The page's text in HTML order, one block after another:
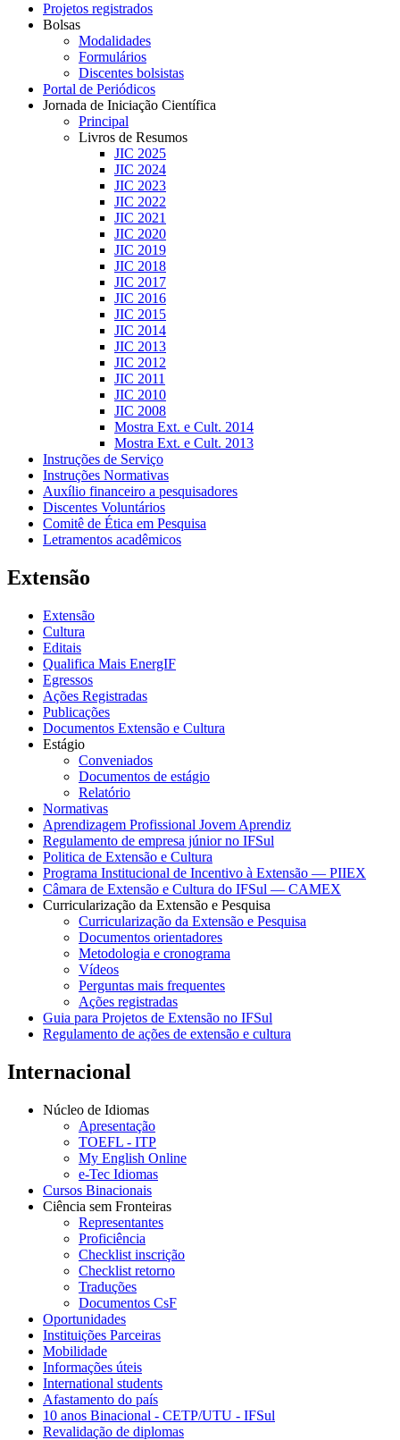
Projetos registrados
Bolsas
Modalidades
Formulários
Discentes bolsistas
Portal de Periódicos
Jornada de Iniciação Científica
Principal
Livros de Resumos
JIC 2025
JIC 2024
JIC 2023
JIC 2022
JIC 2021
JIC 2020
JIC 2019
JIC 2018
JIC 2017
JIC 2016
JIC 2015
JIC 2014
JIC 2013
JIC 2012
JIC 2011
JIC 2010
JIC 2008
Mostra Ext. e Cult. 2014
Mostra Ext. e Cult. 2013
Instruções de Serviço
Instruções Normativas
Auxílio financeiro a pesquisadores
Discentes Voluntários
Comitê de Ética em Pesquisa
Letramentos acadêmicos
Extensão
Extensão
Cultura
Editais
Qualifica Mais EnergIF
Egressos
Ações Registradas
Publicações
Documentos Extensão e Cultura
Estágio
Conveniados
Documentos de estágio
Relatório
Normativas
Aprendizagem Profissional Jovem Aprendiz
Regulamento de empresa júnior no IFSul
Politica de Extensão e Cultura
Programa Institucional de Incentivo à Extensão — PIIEX
Câmara de Extensão e Cultura do IFSul — CAMEX
Curricularização da Extensão e Pesquisa
Curricularização da Extensão e Pesquisa
Documentos orientadores
Metodologia e cronograma
Vídeos
Perguntas mais frequentes
Ações registradas
Guia para Projetos de Extensão no IFSul
Regulamento de ações de extensão e cultura
Internacional
Núcleo de Idiomas
Apresentação
TOEFL - ITP
My English Online
e-Tec Idiomas
Cursos Binacionais
Ciência sem Fronteiras
Representantes
Proficiência
Checklist inscrição
Checklist retorno
Traduções
Documentos CsF
Oportunidades
Instituições Parceiras
Mobilidade
Informações úteis
International students
Afastamento do país
10 anos Binacional - CETP/UTU - IFSul
Revalidação de diplomas